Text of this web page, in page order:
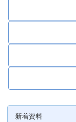
新着資料